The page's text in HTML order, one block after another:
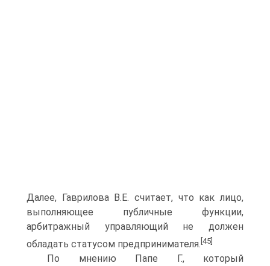
Далее, Гаврилова В.Е. считает, что как лицо,
выполняющее публичные функции,
арбитражный управляющий не должен
обладать статусом предпринимателя. [45]
По мнению Папе Г., который